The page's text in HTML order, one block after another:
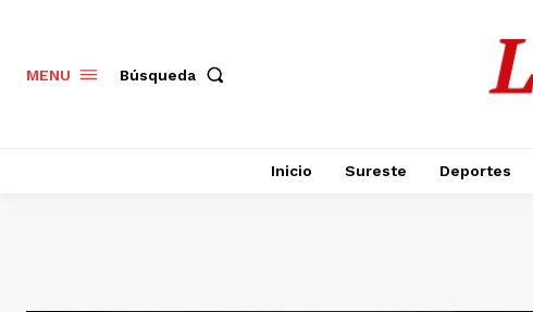
MENU Búsqueda
Inicio Sureste Deportes